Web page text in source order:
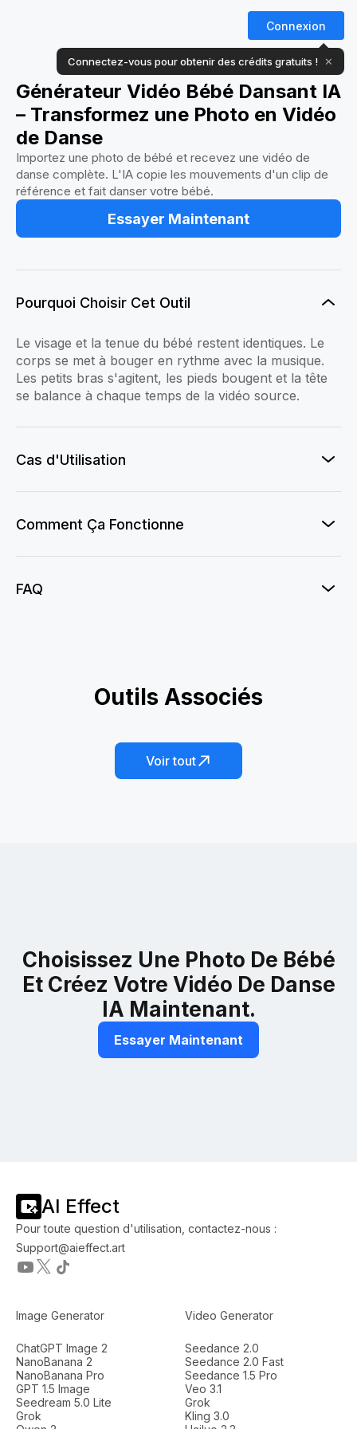
Connexion
Connectez-vous pour obtenir des crédits gratuits ! ✕
Générateur Vidéo Bébé Dansant IA
– Transformez une Photo en Vidéo
de Danse
Importez une photo de bébé et recevez une vidéo de
danse complète. L'IA copie les mouvements d'un clip de
référence et fait danser votre bébé.
Essayer Maintenant
Pourquoi Choisir Cet Outil
Le visage et la tenue du bébé restent identiques. Le
corps se met à bouger en rythme avec la musique.
Les petits bras s'agitent, les pieds bougent et la tête
se balance à chaque temps de la vidéo source.
Cas d'Utilisation
Comment Ça Fonctionne
FAQ
Outils Associés
Pole Split Vixen
Muertos Cha-Cha
IA Sway Dance
Cavalona Dance
Voir tout
Choisissez Une Photo De Bébé
Et Créez Votre Vidéo De Danse
IA Maintenant.
Essayer Maintenant
AI Effect
Pour toute question d'utilisation, contactez-nous :
Support@aieffect.art
Image Generator
ChatGPT Image 2
NanoBanana 2
NanoBanana Pro
GPT 1.5 Image
Seedream 5.0 Lite
Grok
Video Generator
Seedance 2.0
Seedance 2.0 Fast
Seedance 1.5 Pro
Veo 3.1
Grok
Kling 3.0